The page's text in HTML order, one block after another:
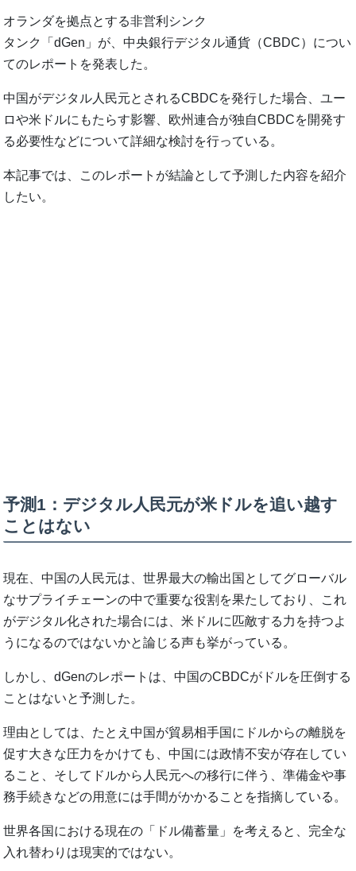
オランダを拠点とする非営利シンク
タンク「dGen」が、中央銀行デジタル通貨（CBDC）につい
てのレポートを発表した。
中国がデジタル人民元とされるCBDCを発行した場合、ユー
ロや米ドルにもたらす影響、欧州連合が独自CBDCを開発す
る必要性などについて詳細な検討を行っている。
本記事では、このレポートが結論として予測した内容を紹介
したい。
予測1：デジタル人民元が米ドルを追い越す
ことはない
現在、中国の人民元は、世界最大の輸出国としてグローバル
なサプライチェーンの中で重要な役割を果たしており、これ
がデジタル化された場合には、米ドルに匹敵する力を持つよ
うになるのではないかと論じる声も挙がっている。
しかし、dGenのレポートは、中国のCBDCがドルを圧倒する
ことはないと予測した。
理由としては、たとえ中国が貿易相手国にドルからの離脱を
促す大きな圧力をかけても、中国には政情不安が存在してい
ること、そしてドルから人民元への移行に伴う、準備金や事
務手続きなどの用意には手間がかかることを指摘している。
世界各国における現在の「ドル備蓄量」を考えると、完全な
入れ替わりは現実的ではない。